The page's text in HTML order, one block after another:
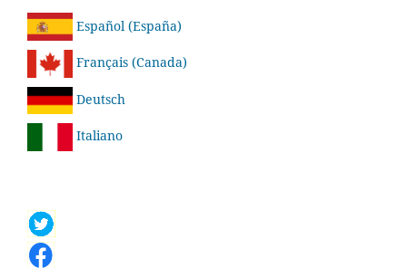
Español (España)
Français (Canada)
Deutsch
Italiano